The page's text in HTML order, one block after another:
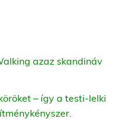
azaz skandináv
– így a testi-lelki